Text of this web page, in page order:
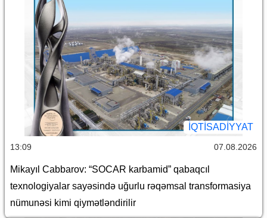
İQTİSADİYYAT
13:09 07.08.2026
Mikayıl Cabbarov: “SOCAR karbamid” qabaqcıl
texnologiyalar sayəsində uğurlu rəqəmsal transformasiya
nümunəsi kimi qiymətləndirilir